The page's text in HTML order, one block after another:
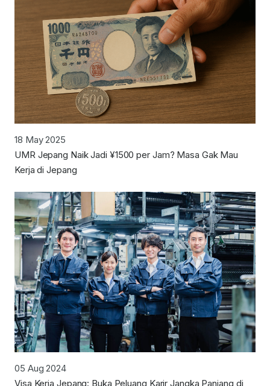
18 May 2025
UMR Jepang Naik Jadi ¥1500 per Jam? Masa Gak Mau
Kerja di Jepang
05 Aug 2024
Visa Kerja Jepang: Buka Peluang Karir Jangka Panjang di